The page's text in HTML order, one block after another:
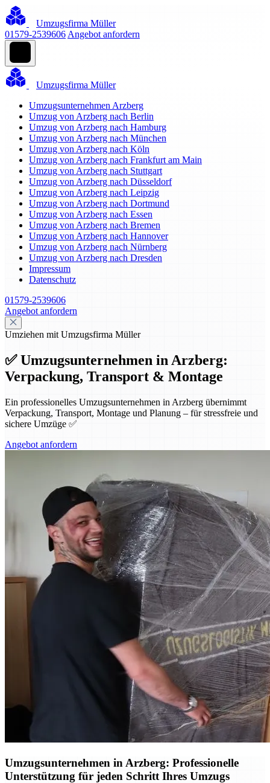
Umzugsfirma Müller
01579-2539606 Angebot anfordern
Umzugsfirma Müller
Umzugsunternehmen Arzberg
Umzug von Arzberg nach Berlin
Umzug von Arzberg nach Hamburg
Umzug von Arzberg nach München
Umzug von Arzberg nach Köln
Umzug von Arzberg nach Frankfurt am Main
Umzug von Arzberg nach Stuttgart
Umzug von Arzberg nach Düsseldorf
Umzug von Arzberg nach Leipzig
Umzug von Arzberg nach Dortmund
Umzug von Arzberg nach Essen
Umzug von Arzberg nach Bremen
Umzug von Arzberg nach Hannover
Umzug von Arzberg nach Nürnberg
Umzug von Arzberg nach Dresden
Impressum
Datenschutz
01579-2539606
Angebot anfordern
Umziehen mit Umzugsfirma Müller
✅ Umzugsunternehmen in Arzberg:
Verpackung, Transport & Montage
Ein professionelles Umzugsunternehmen in Arzberg übernimmt
Verpackung, Transport, Montage und Planung – für stressfreie und
sichere Umzüge ✅
Angebot anfordern
Umzugsunternehmen in Arzberg: Professionelle
Unterstützung für jeden Schritt Ihres Umzugs